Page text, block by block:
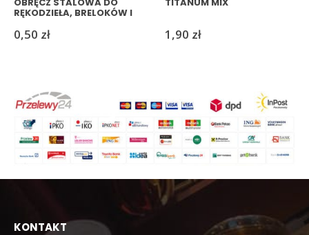
OBRĘCZ STALOWA DO
RĘKODZIEŁA, BRELOKÓW I
0,50 zł
TITANUM MIX
1,90 zł
KONTAKT